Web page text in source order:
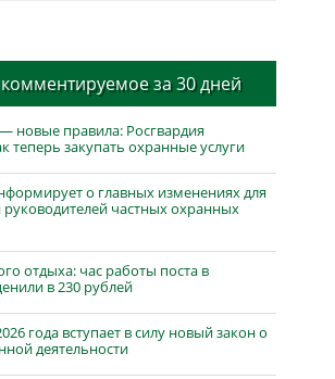
за 30 дней
новые правила: Росгвардия
теперь закупать охранные услуги
о главных изменениях для
частных охранных
отдыха: час работы поста в
в 230 рублей
года вступает в силу новый закон о
деятельности